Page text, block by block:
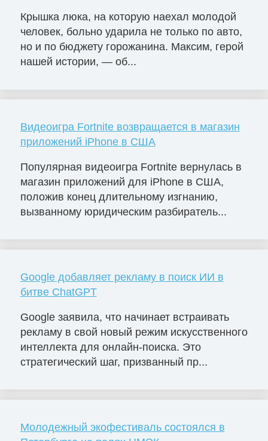
Крышка люка, на которую наехал молодой
человек, больно ударила не только по авто,
но и по бюджету горожанина. Максим, герой
нашей истории, — об...
Видеоигра Fortnite возвращается в магазин
приложений iPhone в США
Популярная видеоигра Fortnite вернулась в
магазин приложений для iPhone в США,
положив конец длительному изгнанию,
вызванному юридическим разбиратель...
Google добавляет рекламу в поиск ИИ в
битве ChatGPT
Google заявила, что начинает встраивать
рекламу в свой новый режим искусственного
интеллекта для онлайн-поиска. Это
стратегический шаг, призванный пр...
Молодежный экофестиваль состоялся в